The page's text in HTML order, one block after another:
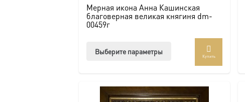
Мерная икона Анна Кашинская
благоверная великая княгиня dm-
00459г
Выберите параметры
вариаций.
Купить